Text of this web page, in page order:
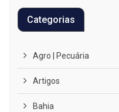
Categorias
Agro | Pecuária
Artigos
Bahia